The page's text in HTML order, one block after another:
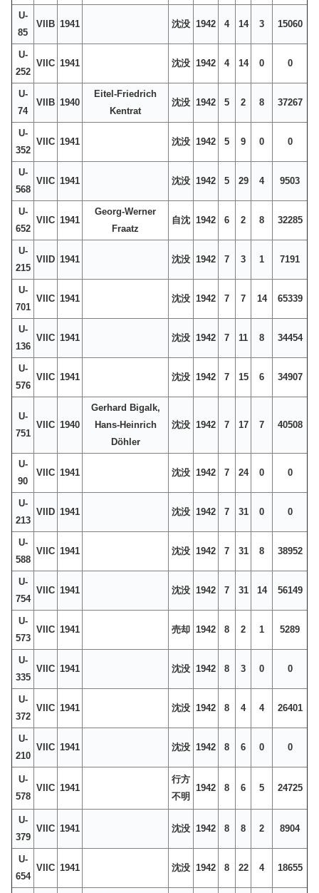
U-
85
VIIB 1941 沈没 1942 4 14 3 15060
U-
252
VIIC 1941 沈没 1942 4 14 0 0
U-
74
VIIB 1940
Eitel-Friedrich
Kentrat
沈没 1942 5 2 8 37267
U-
352
VIIC 1941 沈没 1942 5 9 0 0
U-
568
VIIC 1941 沈没 1942 5 29 4 9503
U-
652
VIIC 1941
Georg-Werner
Fraatz
自沈 1942 6 2 8 32285
U-
215
VIID 1941 沈没 1942 7 3 1 7191
U-
701
VIIC 1941 沈没 1942 7 7 14 65339
U-
136
VIIC 1941 沈没 1942 7 11 8 34454
U-
576
VIIC 1941 沈没 1942 7 15 6 34907
U-
751
VIIC 1940
Gerhard Bigalk,
Hans-Heinrich
Döhler
沈没 1942 7 17 7 40508
U-
90
VIIC 1941 沈没 1942 7 24 0 0
U-
213
VIID 1941 沈没 1942 7 31 0 0
U-
588
VIIC 1941 沈没 1942 7 31 8 38952
U-
754
VIIC 1941 沈没 1942 7 31 14 56149
U-
573
VIIC 1941 売却 1942 8 2 1 5289
U-
335
VIIC 1941 沈没 1942 8 3 0 0
U-
372
VIIC 1941 沈没 1942 8 4 4 26401
U-
210
VIIC 1941 沈没 1942 8 6 0 0
U-
578
VIIC 1941
行方
不明
1942 8 6 5 24725
U-
379
VIIC 1941 沈没 1942 8 8 2 8904
U-
654
VIIC 1941 沈没 1942 8 22 4 18655